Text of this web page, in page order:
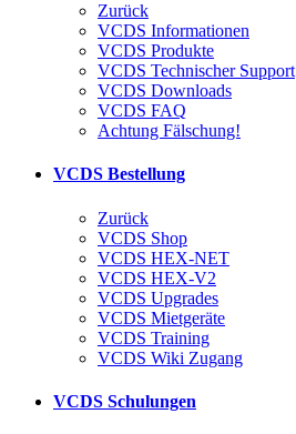
Zurück
VCDS Informationen
VCDS Produkte
VCDS Technischer Support
VCDS Downloads
VCDS FAQ
Achtung Fälschung!
VCDS Bestellung
Zurück
VCDS Shop
VCDS HEX-NET
VCDS HEX-V2
VCDS Upgrades
VCDS Mietgeräte
VCDS Training
VCDS Wiki Zugang
VCDS Schulungen